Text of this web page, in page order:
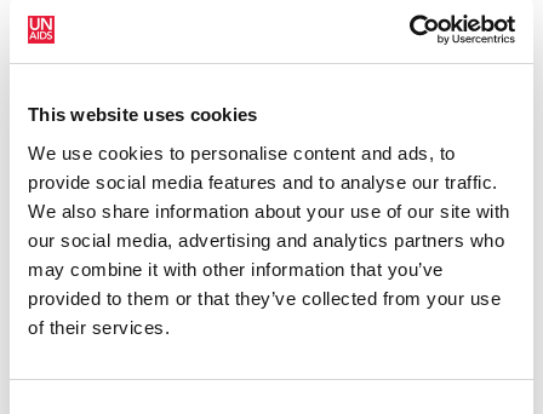
This website uses cookies
We use cookies to personalise content and ads, to
provide social media features and to analyse our traffic.
We also share information about your use of our site with
our social media, advertising and analytics partners who
may combine it with other information that you’ve
provided to them or that they’ve collected from your use
of their services.
en établissant de nouveaux objectifs plus ambitieux.
Gunilla Carlsson, Directrice exécutive adjointe de
des sexes est un outil de changement. Un outil pour
qui optimise la force constructive de l’égalité et de la
diversité, où les femmes et les hommes sont habilités
à poursuivre une carrière épanouissante, sans
discrimination et harcèlement de quelque sorte. Je
suis fière de le lancer dans le cadre du plan en cinq
points de l’ONUSIDA visant à prévenir et à combattre
toutes les formes de harcèlement au sein de